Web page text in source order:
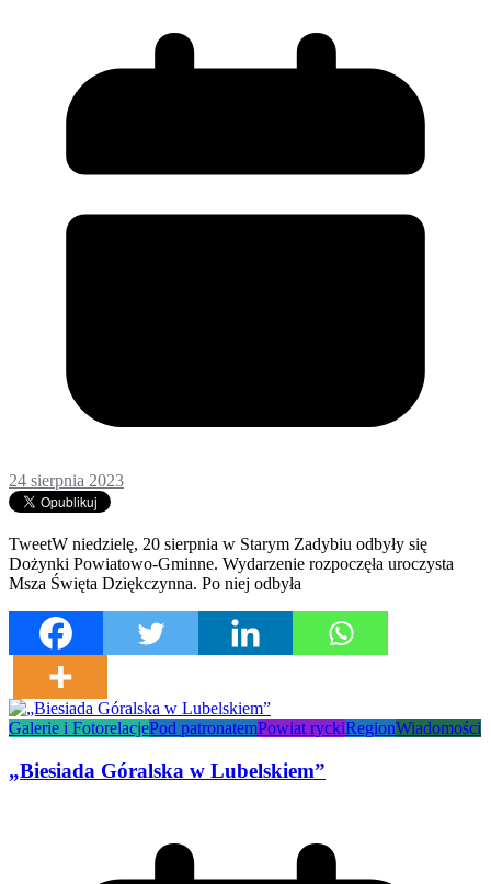
24 sierpnia 2023
TweetW niedzielę, 20 sierpnia w Starym Zadybiu odbyły się
Dożynki Powiatowo-Gminne. Wydarzenie rozpoczęła uroczysta
Msza Święta Dziękczynna. Po niej odbyła
Galerie i FotorelacjePod patronatemPowiat ryckiRegionWiadomości
„Biesiada Góralska w Lubelskiem”